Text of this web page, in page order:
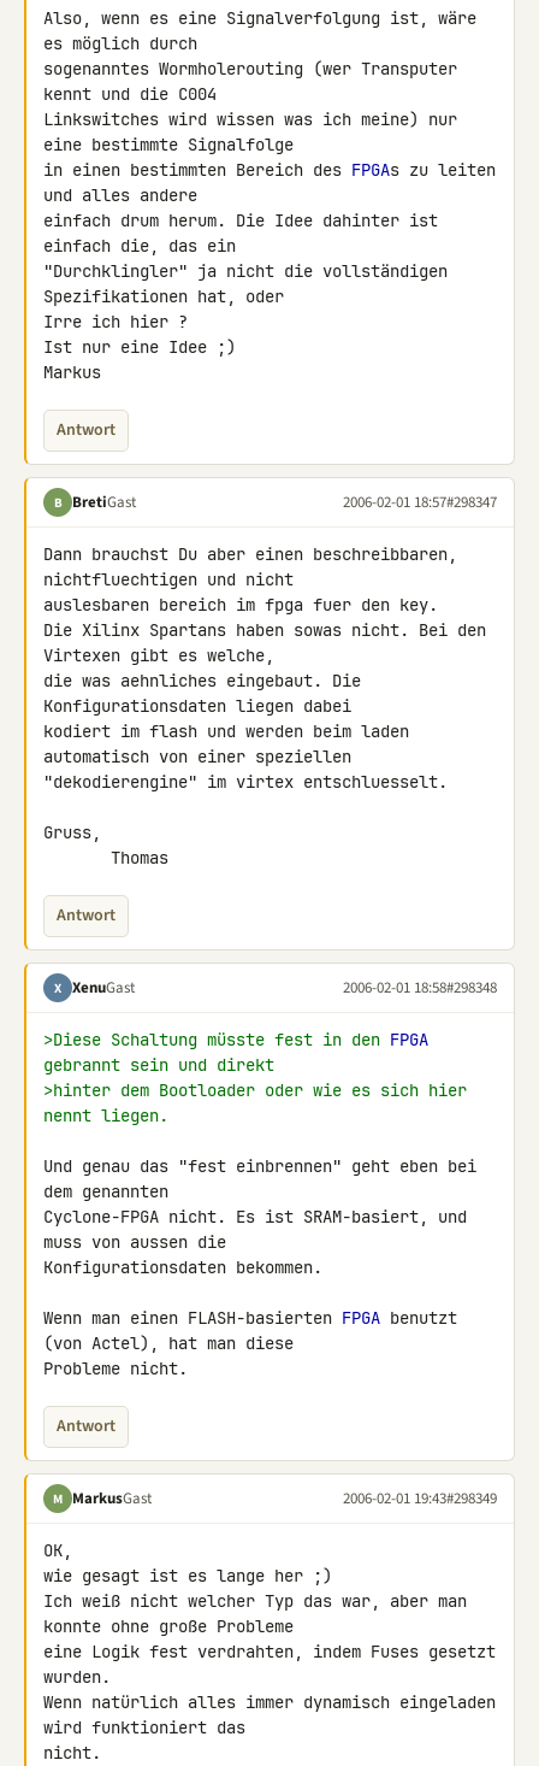
Also, wenn es eine Signalverfolgung ist, wäre
es möglich durch
sogenanntes Wormholerouting (wer Transputer
kennt und die C004
Linkswitches wird wissen was ich meine) nur
eine bestimmte Signalfolge
in einen bestimmten Bereich des FPGAs zu leiten
und alles andere
einfach drum herum. Die Idee dahinter ist
einfach die, das ein
"Durchklingler" ja nicht die vollständigen
Spezifikationen hat, oder
Irre ich hier ?
Ist nur eine Idee ;)
Markus
Antwort
B BretiGast 2006-02-01 18:57#298347
Dann brauchst Du aber einen beschreibbaren,
nichtfluechtigen und nicht
auslesbaren bereich im fpga fuer den key.
Die Xilinx Spartans haben sowas nicht. Bei den
Virtexen gibt es welche,
die was aehnliches eingebaut. Die
Konfigurationsdaten liegen dabei
kodiert im flash und werden beim laden
automatisch von einer speziellen
"dekodierengine" im virtex entschluesselt.
Gruss,
       Thomas
Antwort
X XenuGast 2006-02-01 18:58#298348
>Diese Schaltung müsste fest in den FPGA
gebrannt sein und direkt
>hinter dem Bootloader oder wie es sich hier
nennt liegen.
Und genau das "fest einbrennen" geht eben bei
dem genannten
Cyclone-FPGA nicht. Es ist SRAM-basiert, und
muss von aussen die
Konfigurationsdaten bekommen.
Wenn man einen FLASH-basierten FPGA benutzt
(von Actel), hat man diese
Probleme nicht.
Antwort
M MarkusGast 2006-02-01 19:43#298349
OK,
wie gesagt ist es lange her ;)
Ich weiß nicht welcher Typ das war, aber man
konnte ohne große Probleme
eine Logik fest verdrahten, indem Fuses gesetzt
wurden.
Wenn natürlich alles immer dynamisch eingeladen
wird funktioniert das
nicht.